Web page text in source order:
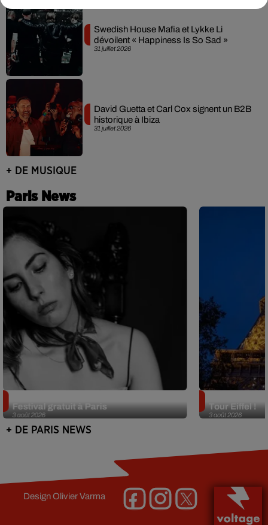
31 juillet 2026
Swedish House Mafia et Lykke Li
dévoilent « Happiness Is So Sad »
31 juillet 2026
David Guetta et Carl Cox signent un B2B
historique à Ibiza
+ DE MUSIQUE
Paris News
3 août 2026
Festival gratuit à Paris
3 août 2026
Tour Eiffel !
+ DE PARIS NEWS
DesignOlivier Varma